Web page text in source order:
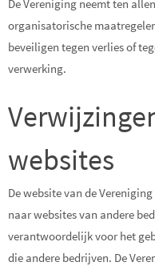
De Vereniging neemt ten
organisatorische
beveiligen tegen verlies of
verwerking.
websites
De website van de
naar websites van andere
verantwoordelijk voor het
die andere bedrijven. De